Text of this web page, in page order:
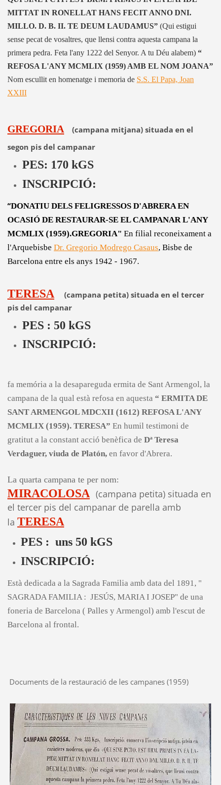
MITTAT IN RONELLAT HANS FECIT ANNO DNI.
MILLO. D. B. II. TE DEUM LAUDAMUS”(Qui estigui
sense pecat de vosaltres, que llensi contra aquesta campana la
primera pedra. Feta l'any 1222 del Senyor. A tu Déu alabem) “
REFOSA L'ANY MCMLIX (1959) AMB EL NOM JOANA”
Nom escullit en homenatge i memoria de S.S. El Papa, Joan
XXIII
GREGORIA(campana mitjana) situada en el
segon pis del campanar
PES: 170 kGS
INSCRIPCIÓ:
“DONATIU DELS FELIGRESSOS D'ABRERA EN
OCASIÓ DE RESTAURAR-SE EL CAMPANAR L'ANY
MCMLIX (1959).GREGORIA" En filial reconeixament a
l'Arquebisbe Dr. Gregorio Modrego Casaus, Bisbe de
Barcelona entre els anys 1942 - 1967.
TERESA (campana petita) situada en el tercer
pis del campanar
PES : 50 kGS
INSCRIPCIÓ:
fa memória a la desapareguda ermita de Sant Armengol, la
campana de la qual està refosa en aquesta “ ERMITA DE
SANT ARMENGOL MDCXII (1612) REFOSA L'ANY
MCMLIX (1959). TERESA” En humil testimoni de
gratitut a la constant acció benèfica de Dª Teresa
Verdaguer, viuda de Platón, en favor d'Abrera.
La quarta campana te per nom:
MIRACOLOSA (campana petita) situada en
el tercer pis del campanar de parella amb
la TERESA
PES : uns 50 kGS
INSCRIPCIÓ:
Està dedicada a la Sagrada Familia amb data del 1891, "
SAGRADA FAMILIA : JESÚS, MARIA I JOSEP" de una
foneria de Barcelona ( Palles y Armengol) amb l'escut de
Barcelona al frontal.
Documents de la restauració de les campanes (1959)